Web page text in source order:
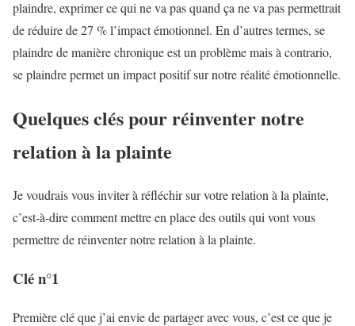
plaindre, exprimer ce qui ne va pas quand ça ne va pas permettrait
de réduire de 27 % l’impact émotionnel. En d’autres termes, se
plaindre de manière chronique est un problème mais à contrario,
se plaindre permet un impact positif sur notre réalité émotionnelle.
Quelques clés pour réinventer notre
relation à la plainte
Je voudrais vous inviter à réfléchir sur votre relation à la plainte,
c’est-à-dire comment mettre en place des outils qui vont vous
permettre de réinventer notre relation à la plainte.
Clé n°1
Première clé que j’ai envie de partager avec vous, c’est ce que je